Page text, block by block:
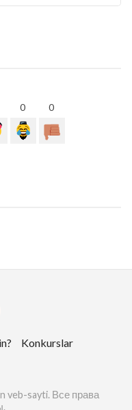
0 0
Konkurslar
veb-sayti. Все права